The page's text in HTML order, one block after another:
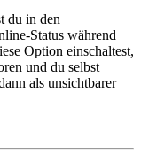
du in den
Status während
Option einschaltest,
und du selbst
als unsichtbarer